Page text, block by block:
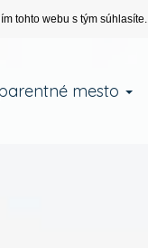
tohto webu s tým súhlasíte.
mesto